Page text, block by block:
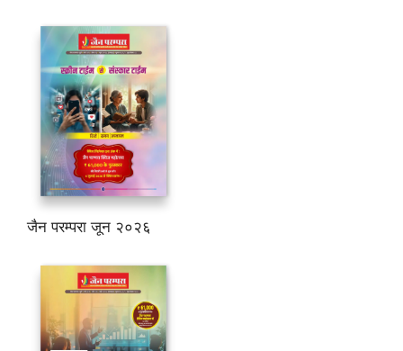
जैन परम्परा जून २०२६